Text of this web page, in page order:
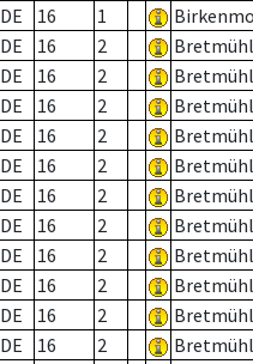
DE
16 1
DE
16 2
DE
16 2
DE
16 2
DE
16 2
DE
16 2
DE
16 2
DE
16 2
DE
16 2
DE
16 2
DE
16 2
DE
16 2